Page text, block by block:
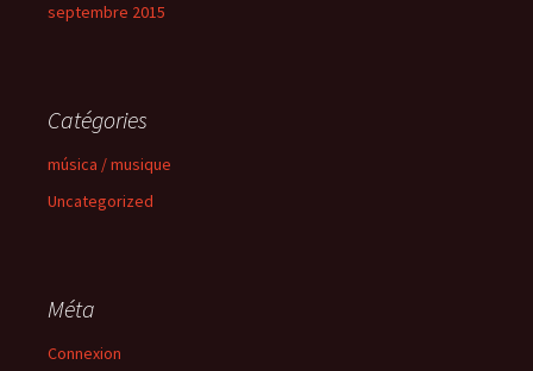
septembre 2015
Catégories
música / musique
Uncategorized
Méta
Connexion